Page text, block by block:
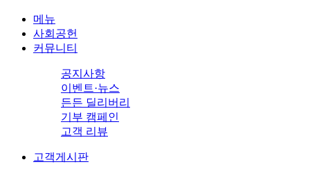
메뉴
사회공헌
커뮤니티
공지사항
이벤트·뉴스
든든 딜리버리
기부 캠페인
고객 리뷰
고객게시판